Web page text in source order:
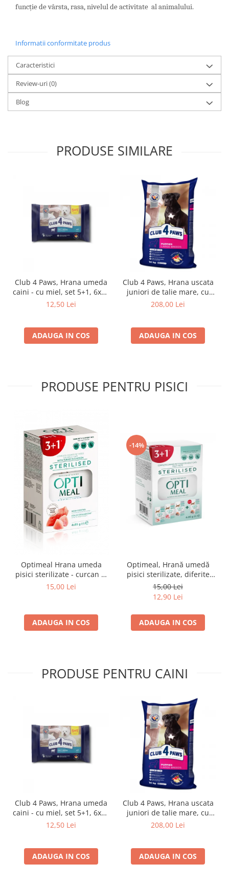
funcție de vârsta, rasa, nivelul de activitate al animalului.
Informatii conformitate produs
Caracteristici
Review-uri(0)
Blog
PRODUSE SIMILARE
Club 4 Paws, Hrana umeda
caini - cu miel, set 5+1, 6x80
g
12,50 Lei
ADAUGA IN COS
Club 4 Paws, Hrana uscata
juniori de talie mare, cu
pui, 14kg
208,00 Lei
ADAUGA IN COS
PRODUSE PENTRU PISICI
Optimeal Hrana umeda
pisici sterilizate - curcan si
pui in sos, set 3+1,
15,00 Lei
ADAUGA IN COS
-14%
Optimeal, Hrană umedă
pisici sterilizate, diferite
arome, (3+1), 0.34kg
15,00 Lei
12,90 Lei
ADAUGA IN COS
PRODUSE PENTRU CAINI
Club 4 Paws, Hrana umeda
caini - cu miel, set 5+1, 6x80
g
12,50 Lei
ADAUGA IN COS
Club 4 Paws, Hrana uscata
juniori de talie mare, cu
pui, 14kg
208,00 Lei
ADAUGA IN COS